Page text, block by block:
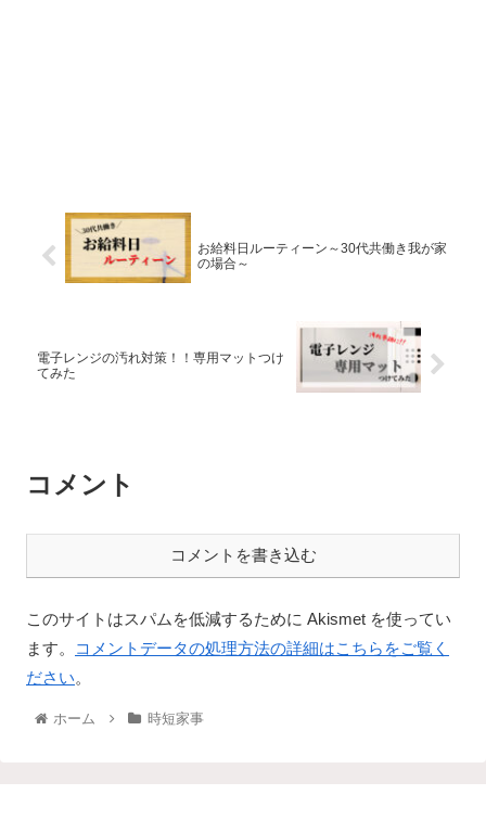
お給料日ルーティーン～30代共働き我が家
の場合～
電子レンジの汚れ対策！！専用マットつけ
てみた
コメント
コメントを書き込む
このサイトはスパムを低減するために Akismet を使ってい
ます。
コメントデータの処理方法の詳細はこちらをご覧く
ださい。
ホーム 時短家事